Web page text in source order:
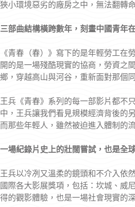
狹小環境惡劣的廠房之中，無法翻轉
三部曲結構橫跨數年，刻畫中國青年
《青春（春）》寫下的是年輕勞工
開的是一場殘酷現實的協商，勞資之
鄉，穿越高山與河谷，重新面對那個
王兵《青春》系列的每一部影片都不
中，王兵讓我們看見規模經濟背後的
而那些年輕人，雖然被迫進入體制的
一場紀錄片史上的壯闊嘗試，也是全
王兵以冷冽又溫柔的鏡頭和不介入依
國際各大影展獎項，包括：坎城、威
得的觀影體驗，也是一場社會現實的